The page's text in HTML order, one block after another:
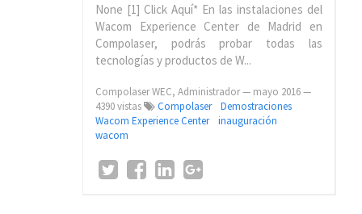
None [1] Click Aquí* En las instalaciones del
Wacom Experience Center de Madrid en
Compolaser, podrás probar todas las
tecnologías y productos de W...
Compolaser WEC, Administrador— mayo 2016—
4390 vistas
Compolaser
Demostraciones
Wacom Experience Center
inauguración
wacom